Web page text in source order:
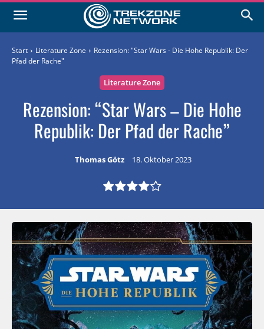
Start Literature Zone
Rezension: "Star Wars - Die Hohe Republik: Der
Pfad der Rache"
Literature Zone
Rezension: “Star Wars – Die Hohe
Republik: Der Pfad der Rache”
Thomas Götz 18. Oktober 2023